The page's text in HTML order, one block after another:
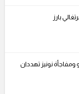
بارز
نونيز تهددان